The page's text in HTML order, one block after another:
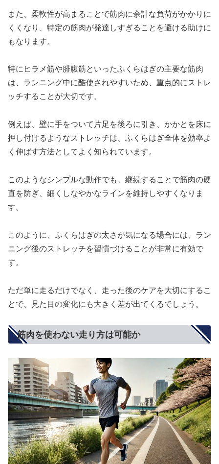
また、柔軟性が高まることで筋肉に余計な負荷がかかりに
くくなり、特定の筋肉が発達しすぎることを避ける助けに
もなります。
特にヒラメ筋や腓腹筋といったふくらはぎの主要な筋肉
は、ランニング中に酷使されやすいため、重点的にストレ
ッチすることが大切です。
例えば、壁に手をついて片足を後ろに引き、かかとを床に
押し付けるようなストレッチは、ふくらはぎ全体を効率よ
く伸ばす方法としてよく知られています。
このようなシンプルな動作でも、継続することで筋肉の硬
直を防ぎ、細くしなやかなラインを維持しやすくなりま
す。
このように、ふくらはぎの太さが気になる場合には、ラン
ニング後のストレッチを習慣づけることが非常に有効で
す。
ただ単に走るだけでなく、走った後のケアを大切にするこ
とで、見た目の変化にも大きく差が出てくるでしょう。
筋肉を使わない走り方は可能か